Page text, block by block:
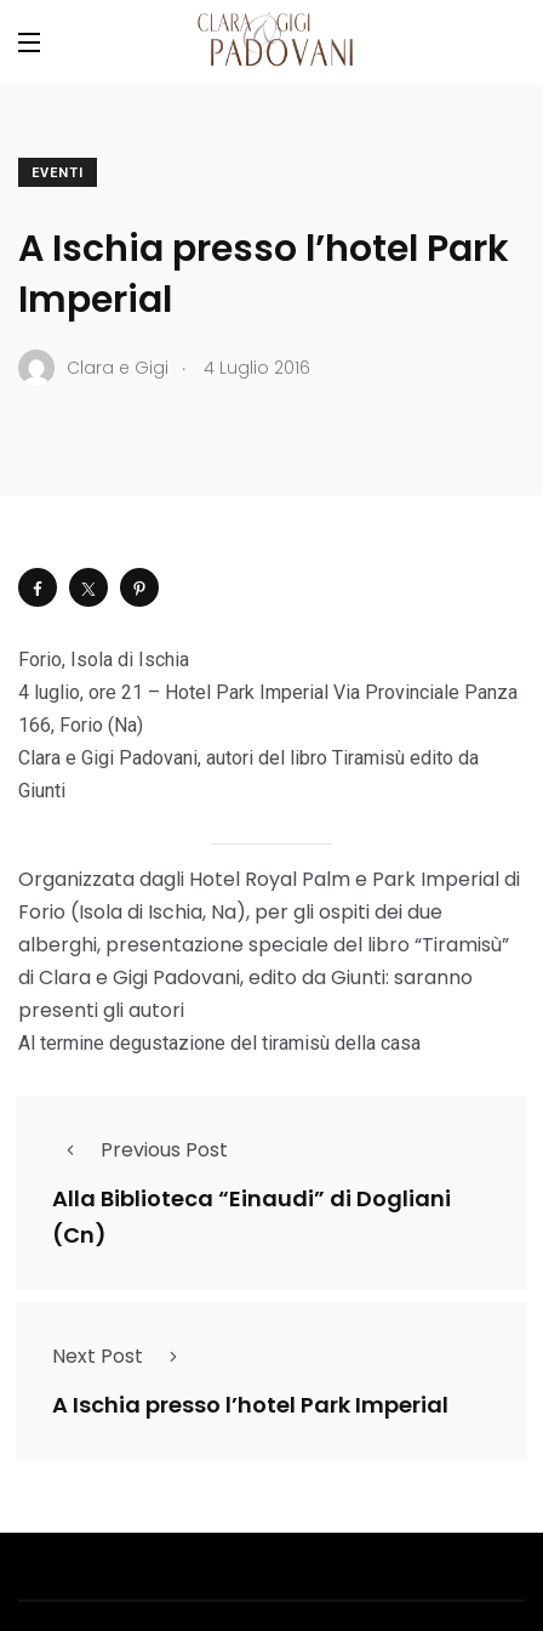
EVENTI
A Ischia presso l’hotel Park
Imperial
Clara e Gigi . 4 Luglio 2016
Forio, Isola di Ischia
4 luglio, ore 21 – Hotel Park Imperial Via Provinciale Panza
166, Forio (Na)
Clara e Gigi Padovani, autori del libro Tiramisù edito da
Giunti
Organizzata dagli Hotel Royal Palm e Park Imperial di
Forio (Isola di Ischia, Na), per gli ospiti dei due
alberghi, presentazione speciale del libro “Tiramisù”
di Clara e Gigi Padovani, edito da Giunti: saranno
presenti gli autori
Al termine degustazione del tiramisù della casa
Previous Post
Alla Biblioteca “Einaudi” di Dogliani
(Cn)
Next Post
A Ischia presso l’hotel Park Imperial